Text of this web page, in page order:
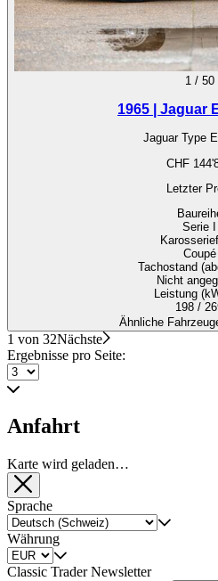
1/ 50
1965 | Jaguar
Jaguar Type
CHF
Letzter
Serie I
Coupé
Tachostand
Nicht
Leistung
198 /
Ähnliche
1 von 32Nächste
Ergebnisse pro Seite:
Anfahrt
Karte wird geladen…
Sprache
Währung
Classic Trader Newsletter